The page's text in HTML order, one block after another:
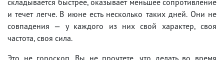
и течет легче. В июне есть несколько таких дней. Они не
совпадения — у каждого из них свой характер, своя
частота, своя сила.
Это не гороскоп. Вы не прочтете, что делать во время